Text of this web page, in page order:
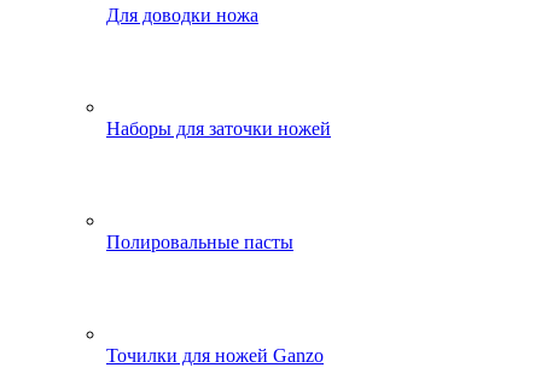
Для доводки ножа
Наборы для заточки ножей
Полировальные пасты
Точилки для ножей Ganzo